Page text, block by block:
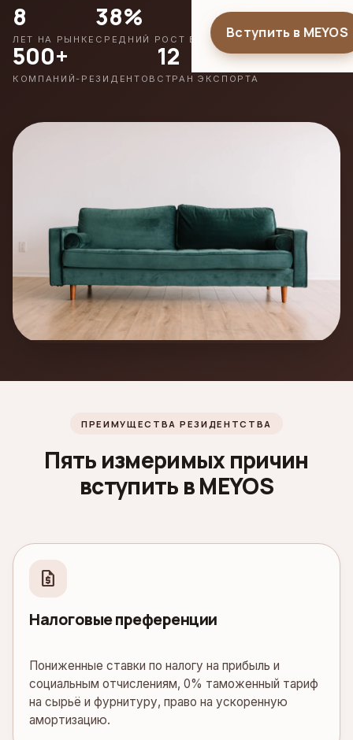
Вступить в MEYOS
8
ЛЕТ НА РЫНКЕ
38%
СРЕДНИЙ РОСТ ВЫРУЧКИ
500+
КОМПАНИЙ-РЕЗИДЕНТОВ
12
СТРАН ЭКСПОРТА
ПРЕИМУЩЕСТВА РЕЗИДЕНТСТВА
Пять измеримых причин
вступить в MEYOS
request_quote
Налоговые преференции
Пониженные ставки по налогу на прибыль и
социальным отчислениям, 0% таможенный тариф
на сырьё и фурнитуру, право на ускоренную
амортизацию.